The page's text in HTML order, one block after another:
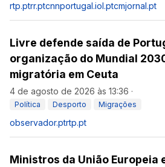
rtp.ptrr.ptcnnportugal.iol.ptcmjornal.pt
Livre defende saída de
organização do Mundial
migratória em Ceuta
4 de agosto de 2026 às 13:36 ·
Política Desporto Migrações
observador.ptrtp.pt
Ministros da União Europeia